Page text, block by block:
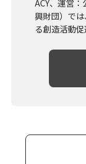
ACY、運営
興財団）で
る創造活動
概要や募集
ご確認くだ